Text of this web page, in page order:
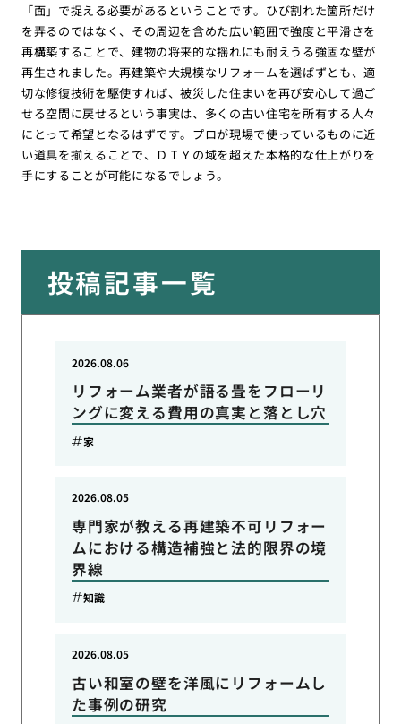
「面」で捉える必要があるということです。ひび割れた箇所だけ
を弄るのではなく、その周辺を含めた広い範囲で強度と平滑さを
再構築することで、建物の将来的な揺れにも耐えうる強固な壁が
再生されました。再建築や大規模なリフォームを選ばずとも、適
切な修復技術を駆使すれば、被災した住まいを再び安心して過ご
せる空間に戻せるという事実は、多くの古い住宅を所有する人々
にとって希望となるはずです。プロが現場で使っているものに近
い道具を揃えることで、ＤＩＹの域を超えた本格的な仕上がりを
手にすることが可能になるでしょう。
投稿記事一覧
リフォーム業者が語る畳をフローリ
ングに変える費用の真実と落とし穴
2026.08.06
家
専門家が教える再建築不可リフォー
ムにおける構造補強と法的限界の境
界線
2026.08.05
知識
古い和室の壁を洋風にリフォームし
た事例の研究
2026.08.05